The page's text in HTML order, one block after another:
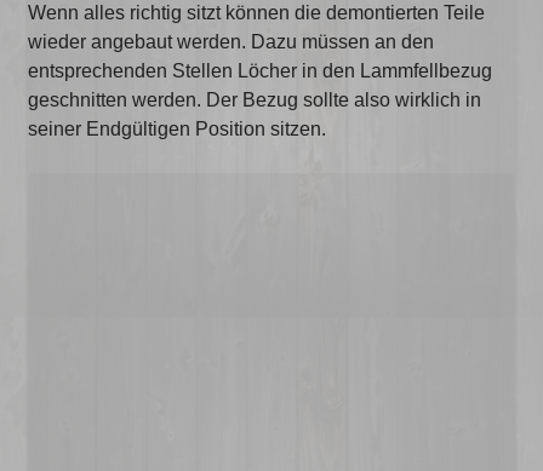
Wenn alles richtig sitzt können die demontierten Teile
wieder angebaut werden. Dazu müssen an den
entsprechenden Stellen Löcher in den Lammfellbezug
geschnitten werden. Der Bezug sollte also wirklich in
seiner Endgültigen Position sitzen.